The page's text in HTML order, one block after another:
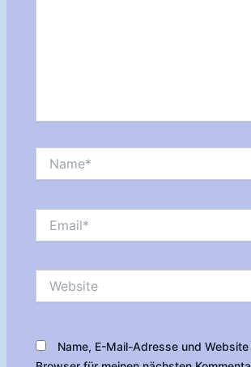
Name, E-Mail-Adresse und